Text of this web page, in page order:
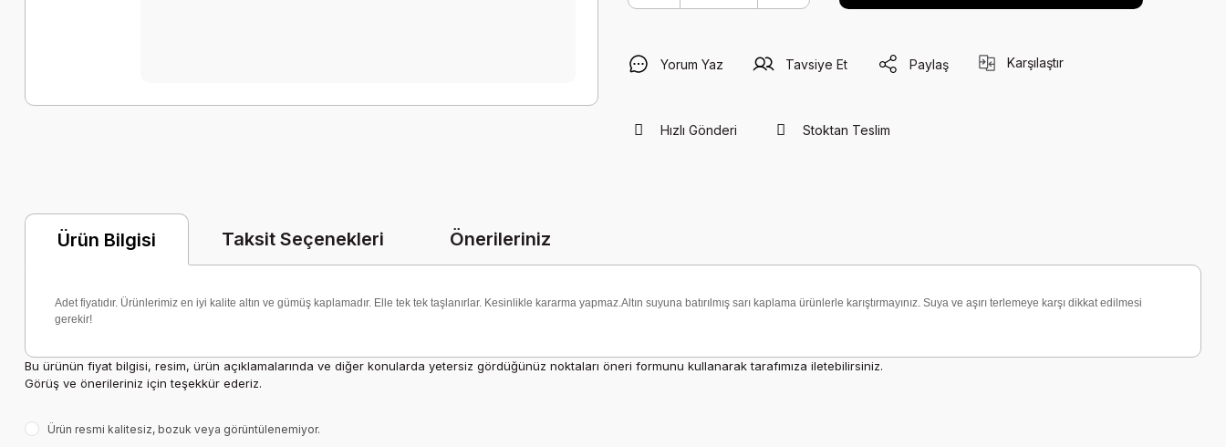
Yorum Yaz Tavsiye Et Paylaş Karşılaştır
Hızlı Gönderi Stoktan Teslim
Ürün Bilgisi Taksit Seçenekleri Önerileriniz
Adet fiyatıdır. Ürünlerimiz en iyi kalite altın ve gümüş kaplamadır. Elle tek tek taşlanırlar. Kesinlikle kararma yapmaz.Altın suyuna batırılmış sarı kaplama ürünlerle karıştırmayınız. Suya ve aşırı terlemeye karşı dikkat edilmesi
gerekir!
Bu ürünün fiyat bilgisi, resim, ürün açıklamalarında ve diğer konularda yetersiz gördüğünüz noktaları öneri formunu kullanarak tarafımıza iletebilirsiniz.
Görüş ve önerileriniz için teşekkür ederiz.
Ürün resmi kalitesiz, bozuk veya görüntülenemiyor.